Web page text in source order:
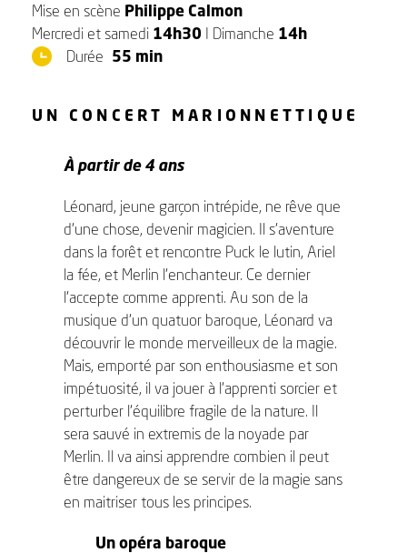
Mise en scène Philippe Calmon
Mercredi et samedi 14h30 I Dimanche 14h
Durée 55 min
UN CONCERT MARIONNETTIQUE
À partir de 4 ans
Léonard, jeune garçon intrépide, ne rêve que
d’une chose, devenir magicien. Il s’aventure
dans la forêt et rencontre Puck le lutin, Ariel
la fée, et Merlin l’enchanteur. Ce dernier
l’accepte comme apprenti. Au son de la
musique d’un quatuor baroque, Léonard va
découvrir le monde merveilleux de la magie.
Mais, emporté par son enthousiasme et son
impétuosité, il va jouer à l’apprenti sorcier et
perturber l’équilibre fragile de la nature. Il
sera sauvé in extremis de la noyade par
Merlin. Il va ainsi apprendre combien il peut
être dangereux de se servir de la magie sans
en maitriser tous les principes.
Un opéra baroque